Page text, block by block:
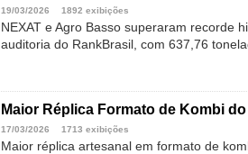
19/03/2026 1892 exibições
NEXAT e Agro Basso superaram recorde
auditoria do RankBrasil, com 637,76
Maior Réplica Formato de Kombi
17/03/2026 1713 exibições
Maior réplica artesanal em formato de